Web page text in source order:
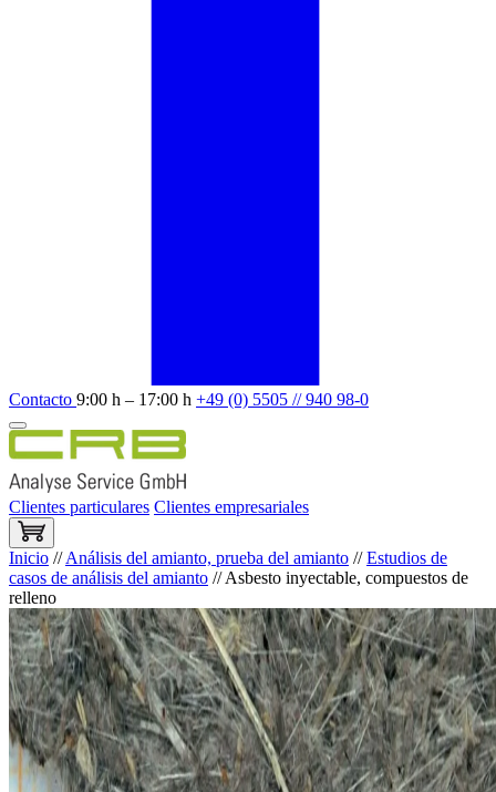
Contacto 9:00 h – 17:00 h +49 (0) 5505 // 940 98-0
Clientes particulares Clientes empresariales
Inicio //Análisis del amianto, prueba del amianto //Estudios de
casos de análisis del amianto //Asbesto inyectable, compuestos de
relleno